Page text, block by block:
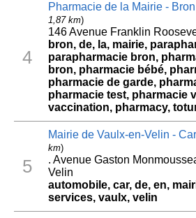
4
Pharmacie de la Mairie -
1,87 km)
146 Avenue Franklin
bron, de, la, mairie,
parapharmacie bron,
bron, pharmacie bébé,
pharmacie de garde,
pharmacie test, pharmacie
vaccination, pharmacy,
5
Mairie de Vaulx-en-Velin -
km)
. Avenue Gaston
Velin
automobile, car, de, en,
services, vaulx, velin